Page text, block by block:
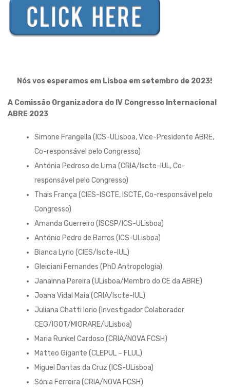
Nós vos esperamos em Lisboa em setembro de 2023!
A Comissão Organizadora do IV Congresso Internacional
ABRE 2023
Simone Frangella (ICS-ULisboa, Vice-Presidente ABRE,
Co-responsável pelo Congresso)
Antónia Pedroso de Lima (CRIA/Iscte-IUL, Co-
responsável pelo Congresso)
Thais França (CIES-ISCTE, ISCTE, Co-responsável pelo
Congresso)
Amanda Guerreiro (ISCSP/ICS-ULisboa)
António Pedro de Barros (ICS-ULisboa)
Bianca Lyrio (CIES/Iscte-IUL)
Gleiciani Fernandes (PhD Antropologia)
Janainna Pereira (ULisboa/Membro do CE da ABRE)
Joana Vidal Maia (CRIA/Iscte-IUL)
Juliana Chatti Iorio (Investigador Colaborador
CEG/IGOT/MIGRARE/ULisboa)
Maria Runkel Cardoso (CRIA/NOVA FCSH)
Matteo Gigante (CLEPUL – FLUL)
Miguel Dantas da Cruz (ICS-ULisboa)
Sónia Ferreira (CRIA/NOVA FCSH)